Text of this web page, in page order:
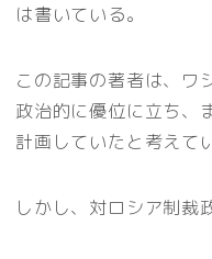
は書いている。
この記事の著者は、ワ
政治的に優位に立ち、
計画していたと考えて
しかし、対ロシア制裁